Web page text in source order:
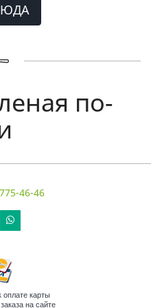
по-
46-46
карты
на сайте